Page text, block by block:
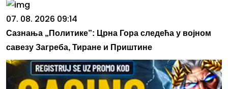
07. 08. 2026 09:14
Сазнања „Политике”: Црна Гора следећа у војном
савезу Загреба, Тиране и Приштине